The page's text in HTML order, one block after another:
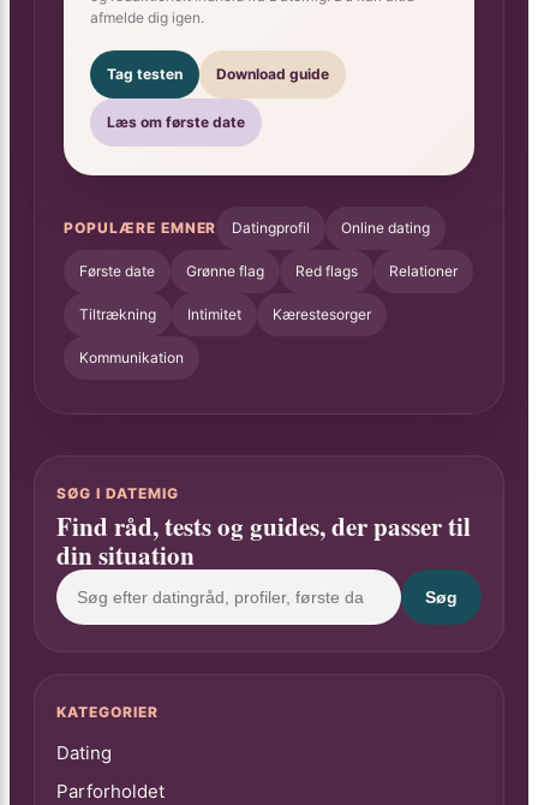
afmelde dig igen.
Tag testen Download guide
Læs om første date
POPULÆRE EMNER Datingprofil Online dating
Første date Grønne flag Red flags Relationer
Tiltrækning Intimitet Kærestesorger
Kommunikation
SØG I DATEMIG
Find råd, tests og guides, der passer til
din situation
Søg
KATEGORIER
Dating
Parforholdet